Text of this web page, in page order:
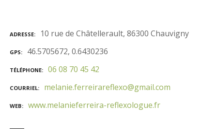
ADRESSE 10 rue de Châtellerault, 86300 Chauvigny
GPS 46.5705672, 0.6430236
TÉLÉPHONE 06 08 70 45 42
COURRIEL melanie.ferreirareflexo@gmail.com
WEB www.melanieferreira-reflexologue.fr